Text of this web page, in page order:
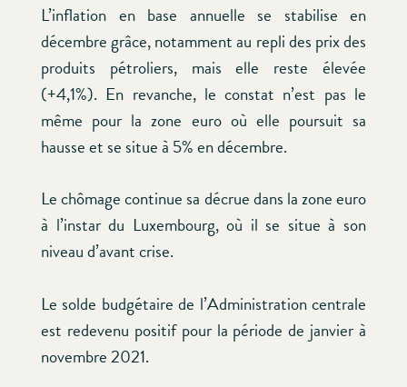
L’inflation en base annuelle se stabilise en
décembre grâce, notamment au repli des prix des
produits pétroliers, mais elle reste élevée
(+4,1%). En revanche, le constat n’est pas le
même pour la zone euro où elle poursuit sa
hausse et se situe à 5% en décembre.
Le chômage continue sa décrue dans la zone euro
à l’instar du Luxembourg, où il se situe à son
niveau d’avant crise.
Le solde budgétaire de l’Administration centrale
est redevenu positif pour la période de janvier à
novembre 2021.